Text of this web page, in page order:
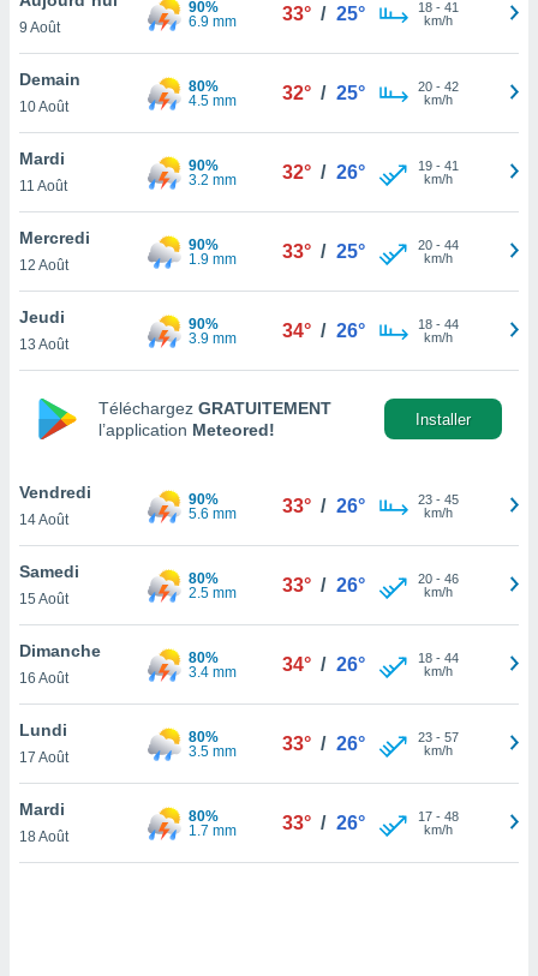
et
»,
au
vous
qu'ils
ou
le
ainsi
un
la
du
votre
à
en
le
9 Août
90%
6.9 mm
33° / 25° 18- 41
km/h
Demain
10 Août
80%
4.5 mm
32° / 25° 20- 42
km/h
Mardi
11 Août
90%
3.2 mm
32° / 26° 19- 41
km/h
Mercredi
12 Août
90%
1.9 mm
33° / 25° 20- 44
km/h
Jeudi
13 Août
90%
3.9 mm
34° / 26° 18- 44
km/h
Téléchargez GRATUITEMENT
l’application Meteored!
Installer
Vendredi
14 Août
90%
5.6 mm
33° / 26° 23- 45
km/h
Samedi
15 Août
80%
2.5 mm
33° / 26° 20- 46
km/h
Dimanche
16 Août
80%
3.4 mm
34° / 26° 18- 44
km/h
Lundi
17 Août
80%
3.5 mm
33° / 26° 23- 57
km/h
Mardi
18 Août
80%
1.7 mm
33° / 26° 17- 48
km/h